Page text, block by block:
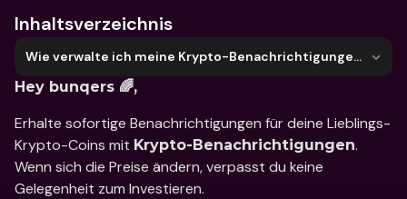
Inhaltsverzeichnis
Wie verwalte ich meine Krypto-Benachrichtigungen?
Hey bunqers 🌈,
Erhalte sofortige Benachrichtigungen für deine Lieblings-
Krypto-Coins mit Krypto-Benachrichtigungen.
Wenn sich die Preise ändern, verpasst du keine
Gelegenheit zum Investieren.